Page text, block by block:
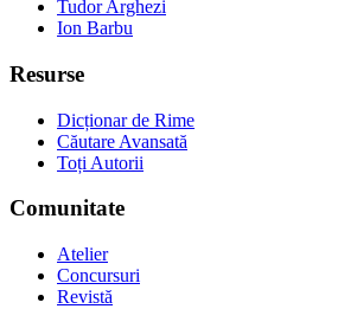
Tudor Arghezi
Ion Barbu
Resurse
Dicționar de Rime
Căutare Avansată
Toți Autorii
Comunitate
Atelier
Concursuri
Revistă